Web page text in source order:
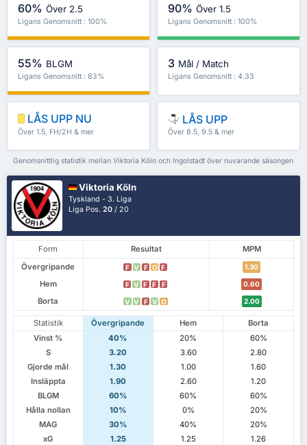
60% Över 2.5
Ligans Genomsnitt : 100%
90% Över 1.5
Ligans Genomsnitt : 100%
55% BLGM
Ligans Genomsnitt : 83%
3 Mål / Match
Ligans Genomsnitt : 4.33
LÅS UPP NU
Över 1.5, FH/2H & mer
LÅS UPP
Över 8.5, 9.5 & mer
Genomsnittlig statistik mellan Viktoria Köln och Ingolstadt över nuvarande säsongen
Viktoria Köln
Tyskland - 3. Liga
Liga Pos.20 / 20
Form Resultat
MPM
Övergripande
F V F O F 1.30
Hem F V F F F 0.60
Borta V V F V O 2.00
Statistik Övergripande Hem
Borta
Vinst %
40% 20%
60%
S
3.20 3.60
2.80
Gjorde mål
1.30 1.00
1.60
Insläppta
1.90 2.60
1.20
BLGM
60% 60%
60%
Hålla nollan
10% 0%
20%
MAG
30% 40%
20%
xG
1.25 1.25
1.26